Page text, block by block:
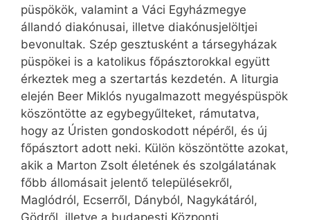
püspökök, valamint a Váci Egyházmegye
állandó diakónusai, illetve diakónusjelöltjei
bevonultak. Szép gesztusként a társegyházak
püspökei is a katolikus főpásztorokkal együtt
érkeztek meg a szertartás kezdetén. A liturgia
elején Beer Miklós nyugalmazott megyéspüspök
köszöntötte az egybegyűlteket, rámutatva,
hogy az Úristen gondoskodott népéről, és új
főpásztort adott neki. Külön köszöntötte azokat,
akik a Marton Zsolt életének és szolgálatának
főbb állomásait jelentő településekről,
Maglódról, Ecserről, Dányból, Nagykátáról,
Gödről, illetve a budapesti Központi